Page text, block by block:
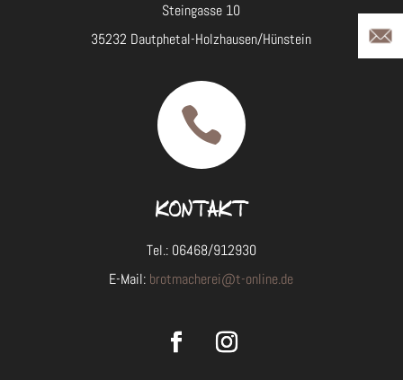
Steingasse 10
35232 Dautphetal-Holzhausen/Hünstein

KONTAKT
Tel.: 06468/912930
E-Mail: brotmacherei@t-online.de